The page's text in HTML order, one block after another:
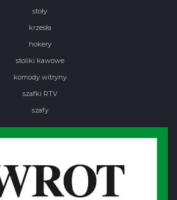
stoły
krzesła
hokery
stoliki kawowe
komody witryny
szafki RTV
szafy